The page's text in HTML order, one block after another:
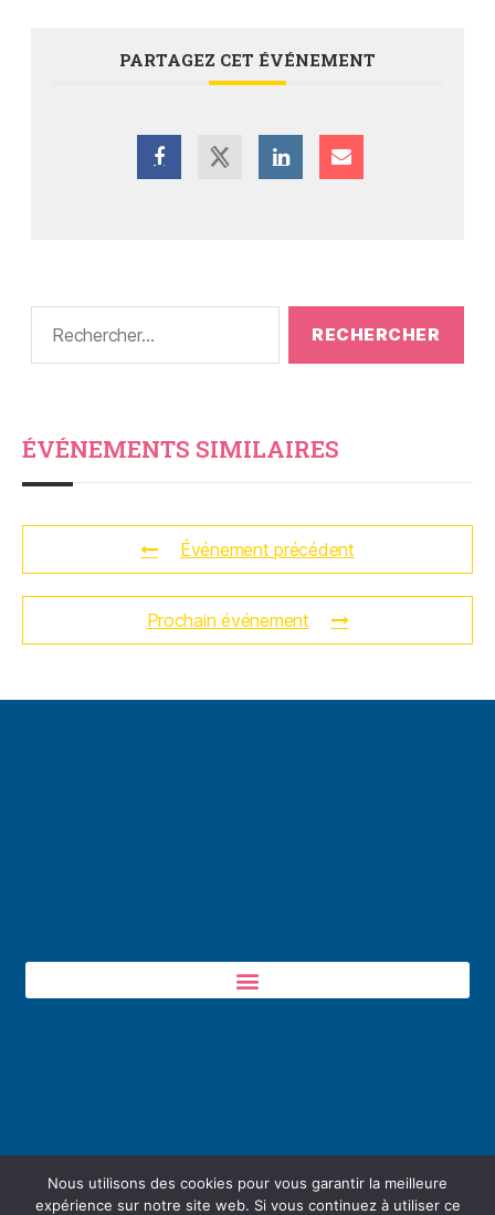
PARTAGEZ CET ÉVÉNEMENT
ÉVÉNEMENTS SIMILAIRES
Événement précédent
Prochain événement
Nous utilisons des cookies pour vous garantir la meilleure
expérience sur notre site web. Si vous continuez à utiliser ce